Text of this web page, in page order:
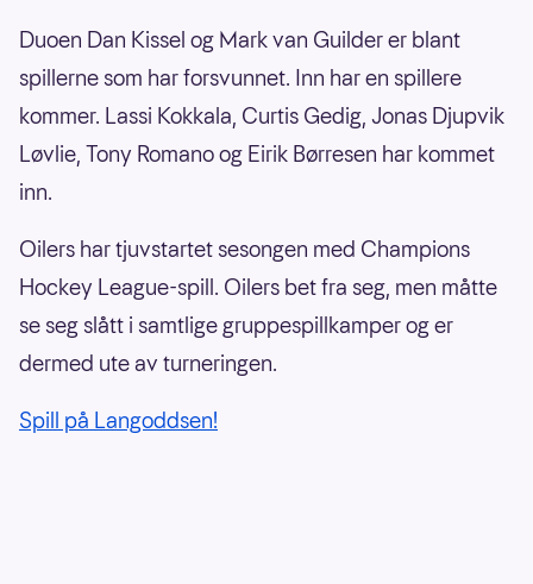
Duoen Dan Kissel og Mark van Guilder er blant
spillerne som har forsvunnet. Inn har en spillere
kommer. Lassi Kokkala, Curtis Gedig, Jonas Djupvik
Løvlie, Tony Romano og Eirik Børresen har kommet
inn.
Oilers har tjuvstartet sesongen med Champions
Hockey League-spill. Oilers bet fra seg, men måtte
se seg slått i samtlige gruppespillkamper og er
dermed ute av turneringen.
Spill på Langoddsen!